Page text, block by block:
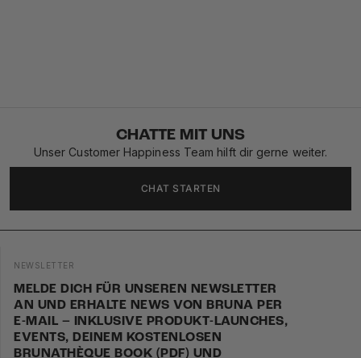
CHATTE MIT UNS
Unser Customer Happiness Team hilft dir gerne weiter.
CHAT STARTEN
NEWSLETTER
MELDE DICH FÜR UNSEREN NEWSLETTER
AN UND ERHALTE NEWS VON BRUNA PER
E-MAIL – INKLUSIVE PRODUKT-LAUNCHES,
EVENTS, DEINEM KOSTENLOSEN
BRUNATHÈQUE BOOK (PDF) UND